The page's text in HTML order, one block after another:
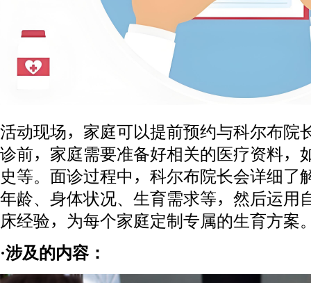
活动现场，家庭可以提前预约与科尔布院
诊前，家庭需要准备好相关的医疗资料，
史等。面诊过程中，科尔布院长会详细了
年龄、身体状况、生育需求等，然后运用
床经验，为每个家庭定制专属的生育方案
·涉及的内容：